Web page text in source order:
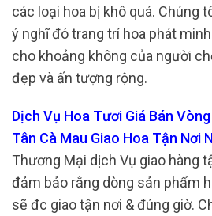
các loại hoa bị khô quá. Chúng
ý nghĩ đó trang trí hoa phát
cho khoảng không của người
đẹp và ấn tượng rộng.
Dịch Vụ Hoa Tươi Giá Bán
Tân Cà Mau Giao Hoa Tận Nơi
Thương Mại dịch Vụ giao hàng
đảm bảo rằng dòng sản phẩm
sẽ đc giao tận nơi & đúng giờ.